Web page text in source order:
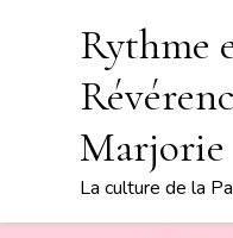
Rythme
Marjorie
La culture de la